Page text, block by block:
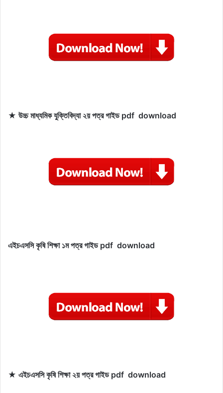
★ উচ্চ মাধ্যমিক যুক্তিবিদ্যা ২য় পত্র গাইড pdf download
এইচএসসি কৃষি শিক্ষা১ম পত্র গাইড pdf download
★ এইচএসসি কৃষি শিক্ষা ২য় পত্র গাইড pdf download